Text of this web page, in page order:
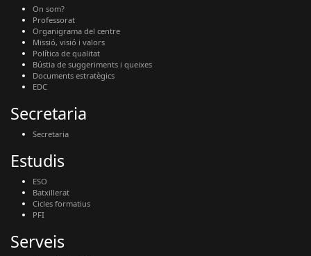
On som?
Professorat
Organigrama del centre
Missió, visió i valors
Política de qualitat
Bústia de suggeriments i queixes
Documents estratègics
EDC
Secretaria
Secretaria
Estudis
ESO
Batxillerat
Cicles formatius
PFI
Serveis